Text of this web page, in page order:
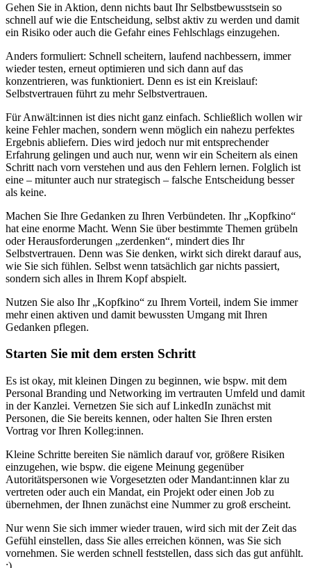
Gehen Sie in Aktion, denn nichts baut Ihr Selbstbewusstsein so
schnell auf wie die Entscheidung, selbst aktiv zu werden und damit
ein Risiko oder auch die Gefahr eines Fehlschlags einzugehen.
Anders formuliert: Schnell scheitern, laufend nachbessern, immer
wieder testen, erneut optimieren und sich dann auf das
konzentrieren, was funktioniert. Denn es ist ein Kreislauf:
Selbstvertrauen führt zu mehr Selbstvertrauen.
Für Anwält:innen ist dies nicht ganz einfach. Schließlich wollen wir
keine Fehler machen, sondern wenn möglich ein nahezu perfektes
Ergebnis abliefern. Dies wird jedoch nur mit entsprechender
Erfahrung gelingen und auch nur, wenn wir ein Scheitern als einen
Schritt nach vorn verstehen und aus den Fehlern lernen. Folglich ist
eine – mitunter auch nur strategisch – falsche Entscheidung besser
als keine.
Machen Sie Ihre Gedanken zu Ihren Verbündeten. Ihr „Kopfkino“
hat eine enorme Macht. Wenn Sie über bestimmte Themen grübeln
oder Herausforderungen „zerdenken“, mindert dies Ihr
Selbstvertrauen. Denn was Sie denken, wirkt sich direkt darauf aus,
wie Sie sich fühlen. Selbst wenn tatsächlich gar nichts passiert,
sondern sich alles in Ihrem Kopf abspielt.
Nutzen Sie also Ihr „Kopfkino“ zu Ihrem Vorteil, indem Sie immer
mehr einen aktiven und damit bewussten Umgang mit Ihren
Gedanken pflegen.
Starten Sie mit dem ersten Schritt
Es ist okay, mit kleinen Dingen zu beginnen, wie bspw. mit dem
Personal Branding und Networking im vertrauten Umfeld und damit
in der Kanzlei. Vernetzen Sie sich auf LinkedIn zunächst mit
Personen, die Sie bereits kennen, oder halten Sie Ihren ersten
Vortrag vor Ihren Kolleg:innen.
Kleine Schritte bereiten Sie nämlich darauf vor, größere Risiken
einzugehen, wie bspw. die eigene Meinung gegenüber
Autoritätspersonen wie Vorgesetzten oder Mandant:innen klar zu
vertreten oder auch ein Mandat, ein Projekt oder einen Job zu
übernehmen, der Ihnen zunächst eine Nummer zu groß erscheint.
Nur wenn Sie sich immer wieder trauen, wird sich mit der Zeit das
Gefühl einstellen, dass Sie alles erreichen können, was Sie sich
vornehmen. Sie werden schnell feststellen, dass sich das gut anfühlt.